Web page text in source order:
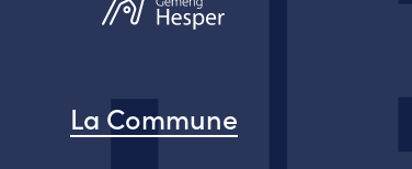
La Commune